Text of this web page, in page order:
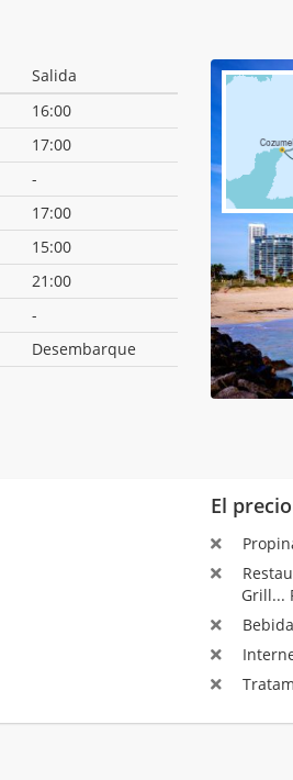
Salida
16:00
17:00
-
17:00
15:00
21:00
-
Desembarque
El
Grill...